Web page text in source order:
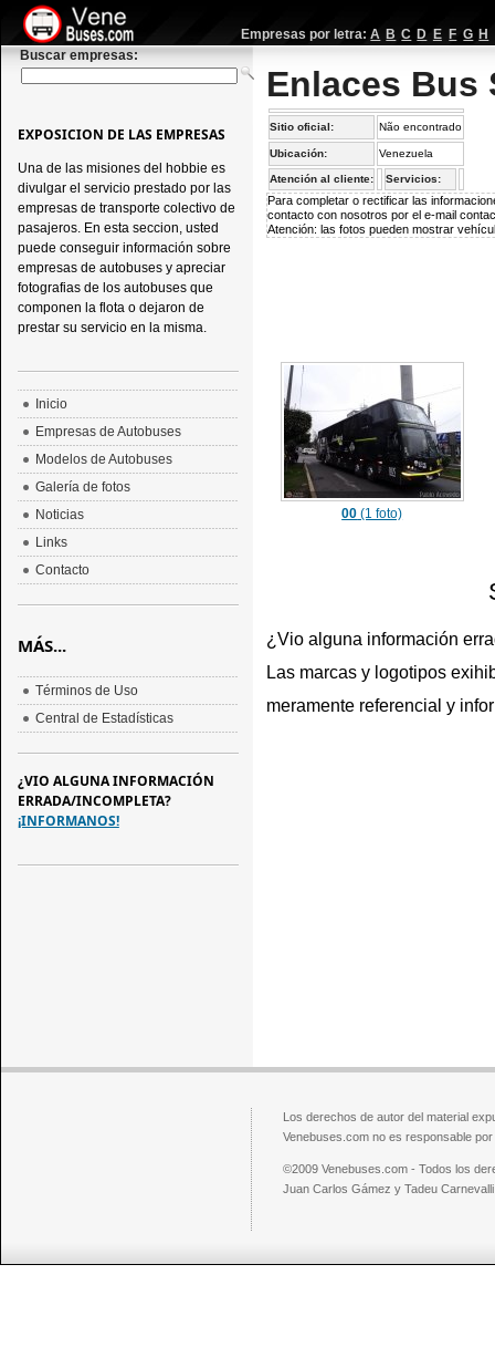
Empresas por letra: A B C D E F G H
Buscar empresas:
Enlaces Bus
Sitio oficial: Não encontrado
Ubicación: Venezuela
Atención al cliente: Servicios:
Para completar o rectificar las
contacto con nosotros por el e-mail
Atención: las fotos pueden mostrar
00 (1 foto)
¿Vio alguna información
Las marcas y logotipos
meramente referencial y
EXPOSICION DE LAS EMPRESAS
Una de las misiones del hobbie es
divulgar el servicio prestado por las
empresas de transporte colectivo de
pasajeros. En esta seccion, usted
puede conseguir información sobre
empresas de autobuses y apreciar
fotografias de los autobuses que
componen la flota o dejaron de
prestar su servicio en la misma.
Inicio
Empresas de Autobuses
Modelos de Autobuses
Galería de fotos
Noticias
Links
Contacto
MÁS...
Términos de Uso
Central de Estadísticas
¿VIO ALGUNA INFORMACIÓN
ERRADA/INCOMPLETA?
¡INFORMANOS!
Los derechos de autor del material
Venebuses.com no es responsable
©2009 Venebuses.com - Todos los
Juan Carlos Gámez y Tadeu Carnevalli